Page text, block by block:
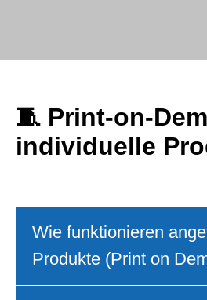
🧵
individuelle
Wie funktionieren
Produkte (Print on